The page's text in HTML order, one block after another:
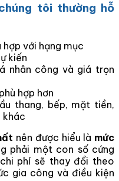
tôi thường hỗ
hợp với hạng mục
kiến
nhân công và giá trọn
hợp hơn
thang, bếp, mặt tiền,
khác
nên được hiểu là mức
phải một con số cứng
phí sẽ thay đổi theo
gia công và điều kiện